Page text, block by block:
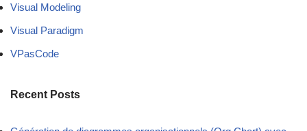
Visual Modeling
Visual Paradigm
VPasCode
Recent Posts